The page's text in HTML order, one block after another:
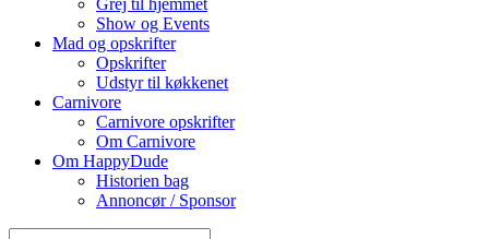
Show og Events
Mad og opskrifter
Opskrifter
Udstyr til køkkenet
Carnivore
Carnivore opskrifter
Om Carnivore
Om HappyDude
Historien bag
Annoncør / Sponsor